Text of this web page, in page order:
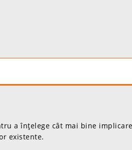
a înțelege cât mai bine
existente.